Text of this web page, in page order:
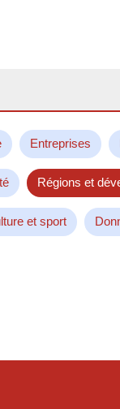
Entreprises
Régions et
et sport